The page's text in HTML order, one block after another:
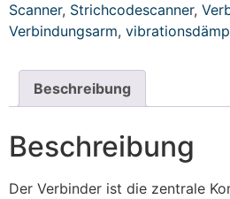
Scanner, Strichcodescanner,
Verbindungsarm,
Beschreibung
Beschreibung
Der Verbinder ist die zentrale